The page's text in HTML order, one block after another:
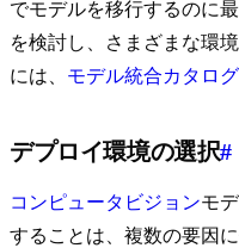
でモデルを移行するのに
を検討し、さまざまな環
には、 モデル統合カタログ
デプロイ環境の選択#
コンピュータビジョンモ
することは、複数の要因